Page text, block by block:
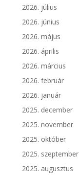
2026. július
2026. június
2026. május
2026. április
2026. március
2026. február
2026. január
2025. december
2025. november
2025. október
2025. szeptember
2025. augusztus